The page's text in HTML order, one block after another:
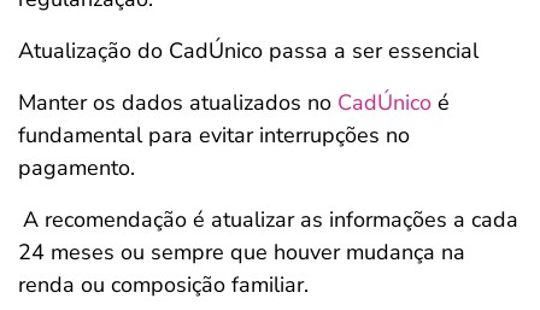
Atualização do CadÚnico passa a ser essencial
Manter os dados atualizados no CadÚnico é
fundamental para evitar interrupções no
pagamento.
A recomendação é atualizar as informações a cada
24 meses ou sempre que houver mudança na
renda ou composição familiar.